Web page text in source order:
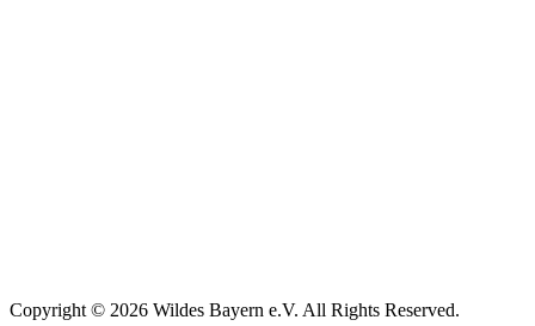
Copyright © 2026 Wildes Bayern e.V. All Rights Reserved.